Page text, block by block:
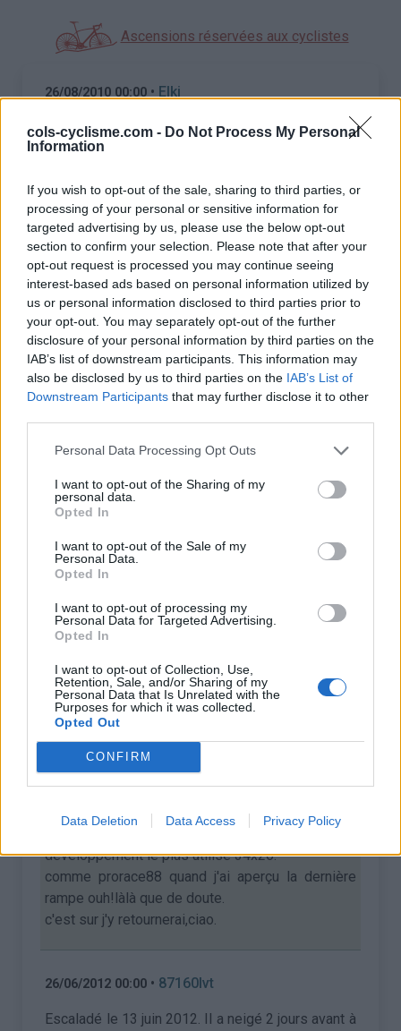
cols-cyclisme.com - Do Not Process My Personal
Information
If you wish to opt-out of the sale, sharing to third parties, or
processing of your personal or sensitive information for
targeted advertising by us, please use the below opt-out
section to confirm your selection. Please note that after your
opt-out request is processed you may continue seeing
interest-based ads based on personal information utilized by
us or personal information disclosed to third parties prior to
your opt-out. You may separately opt-out of the further
disclosure of your personal information by third parties on the
IAB’s list of downstream participants. This information may
also be disclosed by us to third parties on the IAB’s List of
Downstream Participants that may further disclose it to other
Personal Data Processing Opt Outs
I want to opt-out of the Sharing of my
personal data.
Opted In
I want to opt-out of the Sale of my
Personal Data.
Opted In
I want to opt-out of processing my
Personal Data for Targeted Advertising.
Opted In
I want to opt-out of Collection, Use,
Retention, Sale, and/or Sharing of my
Personal Data that Is Unrelated with the
Purposes for which it was collected.
Opted Out
CONFIRM
Data Deletion Data Access Privacy Policy
Ascensions réservées aux cyclistes
26/08/2010 00:00 • Elki
Sans aucun probleme.
La Bonette n'est pas tres difficile, les
long qu'allos c'est vrai mais si tu l'as fait sans pb
et que tu as 2000km dans les pattes aucun pb
pour la Bonette.
Bonne route
27/08/2010 00:00•vincent
merci,de ta reponse.
vincent
la bonnette est un col tres regulier, avec memeun
peu de recuperation sur les derniers kms, mais
attention a la derniere rampes qui m'a mis un
doute. mais pour finir ca passe.
bonne montée
30/08/2010 00:00• vincent
bonjour à tous,
samedi 28 fut le grand jour pour ce qui était ma
première grande ascencion.départ de
barcelonnette pour un petit échauffement et de
jausier jusqu'en haut 2h12mn, certe pas terrible
pour avoir discuté avec des gars là haut qui
étaient montés en 1h45mn mais bon je suis
monté à ma main et l'essentiel était d'arrivé là
développement le plus utilisé 34x26.
comme prorace88 quand j'ai aperçu la dernière
rampe ouh!làlà que de doute.
c'est sur j'y retournerai,ciao.
26/06/2012 00:00 • 87160lvt
Escaladé le 13 juin 2012. Il a neigé 2 jours avant à